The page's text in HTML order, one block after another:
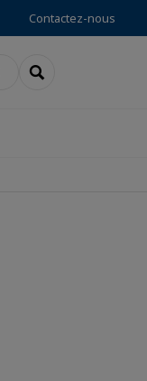
Contactez-nous
RECHERCHER